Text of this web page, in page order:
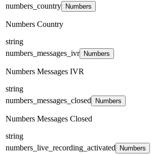
numbers_country
Numbers
Numbers Country
string
numbers_messages_ivr
Numbers
Numbers Messages IVR
string
numbers_messages_closed
Numbers
Numbers Messages Closed
string
numbers_live_recording_activated
Numbers